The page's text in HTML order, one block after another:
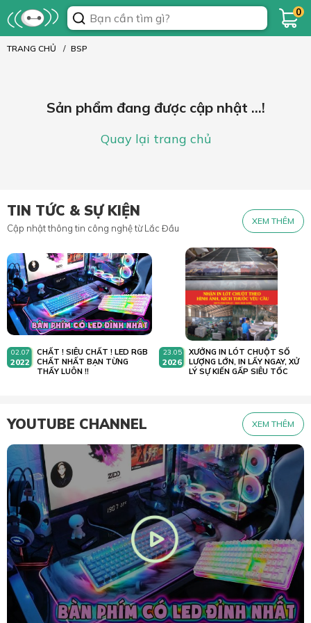
0
TRANG CHỦ BSP
Sản phẩm đang được cập nhật ...!
Quay lại trang chủ
TIN TỨC & SỰ KIỆN
Cập nhật thông tin công nghệ từ Lắc Đầu
XEM THÊM
02.07
2022
CHẤT ! SIÊU CHẤT ! LED RGB
CHẤT NHẤT BẠN TỪNG
THẤY LUÔN !!
23.05
2026
XƯỞNG IN LÓT CHUỘT SỐ
LƯỢNG LỚN, IN LẤY NGAY, XỬ
LÝ SỰ KIẾN GẤP SIÊU TỐC
YOUTUBE CHANNEL XEM THÊM